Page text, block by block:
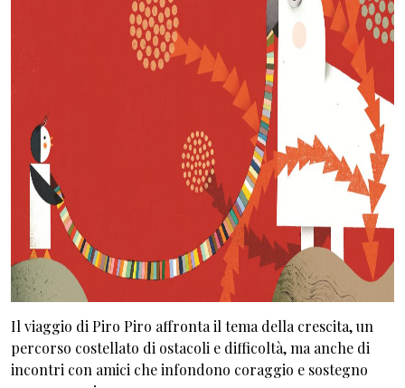
Il viaggio di Piro Piro affronta il tema della crescita, un
percorso costellato di ostacoli e difficoltà, ma anche di
incontri con amici che infondono coraggio e sostegno